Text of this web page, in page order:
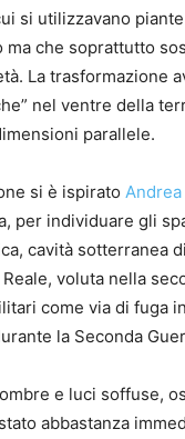
si utilizzavano
che soprattutto
La trasformazione
nel ventre della
parallele.
si è ispirato
per individuare gli
cavità sotterranea
voluta nella
come via di fuga
la Seconda
e luci soffuse,
abbastanza